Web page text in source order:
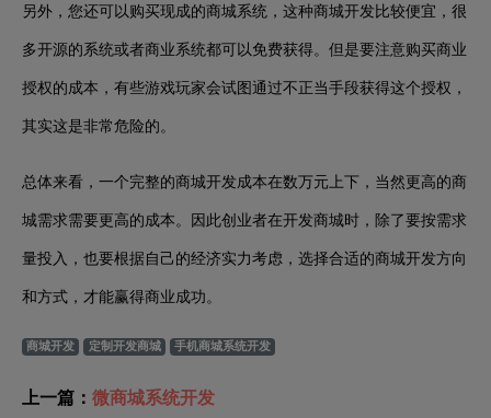
另外，您还可以购买现成的商城系统，这种商城开发比较便宜，很
多开源的系统或者商业系统都可以免费获得。但是要注意购买商业
授权的成本，有些游戏玩家会试图通过不正当手段获得这个授权，
其实这是非常危险的。
总体来看，一个完整的商城开发成本在数万元上下，当然更高的商
城需求需要更高的成本。因此创业者在开发商城时，除了要按需求
量投入，也要根据自己的经济实力考虑，选择合适的商城开发方向
和方式，才能赢得商业成功。
商城开发 定制开发商城 手机商城系统开发
上一篇： 微商城系统开发